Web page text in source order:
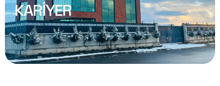
KARIYER